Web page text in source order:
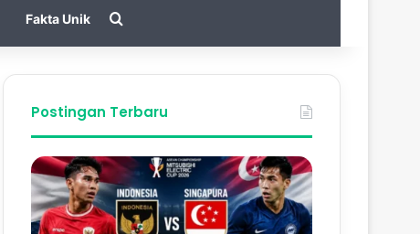
Fakta Unik
Postingan Terbaru